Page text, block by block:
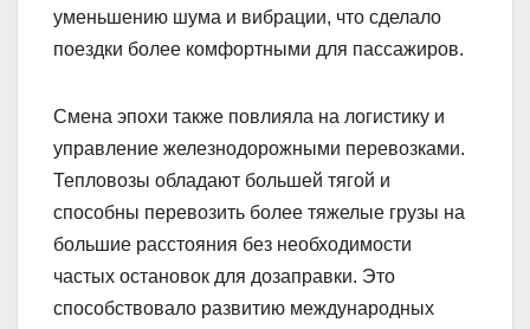
уменьшению шума и вибрации, что сделало
поездки более комфортными для пассажиров.
Смена эпохи также повлияла на логистику и
управление железнодорожными перевозками.
Тепловозы обладают большей тягой и
способны перевозить более тяжелые грузы на
большие расстояния без необходимости
частых остановок для дозаправки. Это
способствовало развитию международных